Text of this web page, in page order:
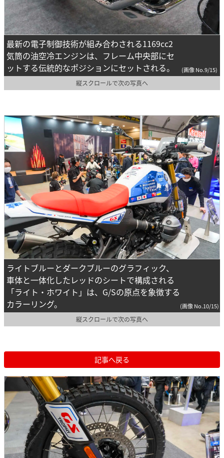
最新の電子制御技術が組み合わされる1169cc2
気筒の油空冷エンジンは、フレーム中央部にセ
ットする伝統的なポジションにセットされる。
(画像 No.9/15)
縦スクロールで次の写真へ
ライトブルーとダークブルーのグラフィック、
車体と一体化したレッドのシートで構成される
「ライト・ホワイト」は、G/Sの原点を象徴する
カラーリング。
(画像 No.10/15)
縦スクロールで次の写真へ
記事へ戻る